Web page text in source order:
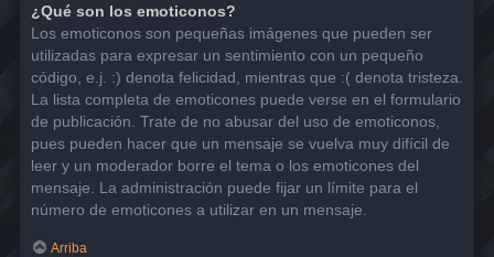
¿Qué son los emoticonos?
Los emoticonos son pequeñas imágenes que pueden ser
utilizadas para expresar un sentimiento con un pequeño
código, e.j. :) denota felicidad, mientras que :( denota tristeza.
La lista completa de emoticones puede verse en el formulario
de publicación. Trate de no abusar del uso de emoticonos,
pues pueden hacer que un mensaje se vuelva muy difícil de
leer y un moderador borre el tema o los emoticones del
mensaje. La administración puede fijar un límite para el
número de emoticones a utilizar en un mensaje.
Arriba